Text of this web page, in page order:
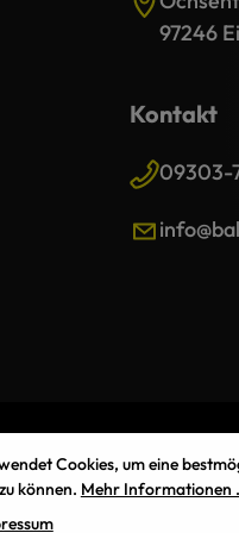
97246
Kontakt
09303-
Cookies, um eine
können. Mehr Informationen